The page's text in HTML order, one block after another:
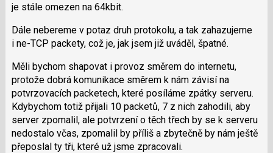
je stále omezen na 64kbit.
Dále nebereme v potaz druh protokolu, a tak zahazujeme
i ne-TCP packety, což je, jak jsem již uváděl, špatné.
Měli bychom shapovat i provoz směrem do internetu,
protože dobrá komunikace směrem k nám závisí na
potvrzovacích packetech, které posíláme zpátky serveru.
Kdybychom totiž přijali 10 packetů, 7 z nich zahodili, aby
server zpomalil, ale potvrzení o těch třech by se k serveru
nedostalo včas, zpomalil by příliš a zbytečně by nám ještě
přeposlal ty tři, které už jsme zpracovali.